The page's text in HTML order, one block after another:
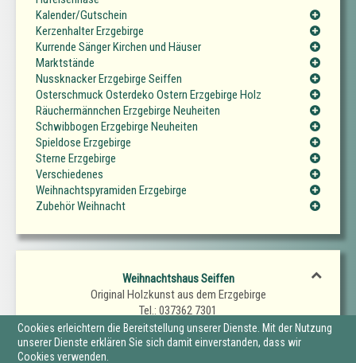
Kalender/Gutschein
Kerzenhalter Erzgebirge
Kurrende Sänger Kirchen und Häuser
Marktstände
Nussknacker Erzgebirge Seiffen
Osterschmuck Osterdeko Ostern Erzgebirge Holz
Räuchermännchen Erzgebirge Neuheiten
Schwibbogen Erzgebirge Neuheiten
Spieldose Erzgebirge
Sterne Erzgebirge
Verschiedenes
Weihnachtspyramiden Erzgebirge
Zubehör Weihnacht
Weihnachtshaus Seiffen
Original Holzkunst aus dem Erzgebirge
Tel.: 037362 7301
Fax.: 037362 7302
E-Mail: SeiffenerWeihnachtshaus@t-online.de
Cookies erleichtern die Bereitstellung unserer Dienste. Mit der Nutzung
unserer Dienste erklären Sie sich damit einverstanden, dass wir
Cookies verwenden.